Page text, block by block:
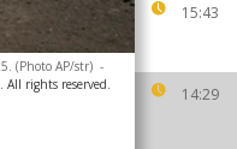
15:43
14:29
(Photo AP/str) -
All rights reserved.